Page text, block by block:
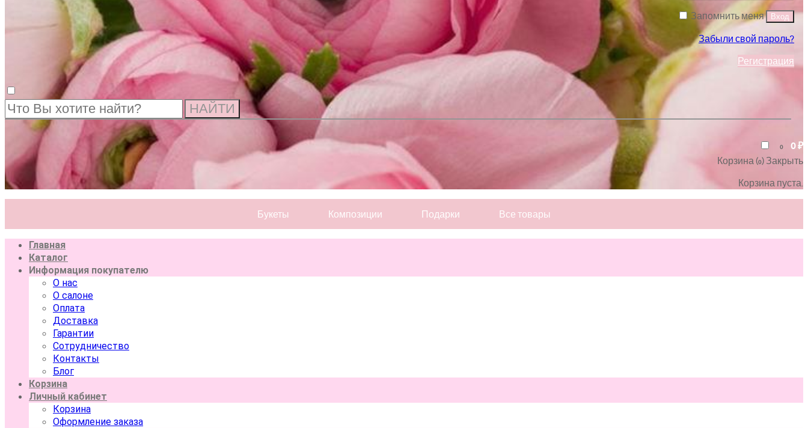
Запомнить меня
Вход
Забыли свой пароль?
Регистрация
НАЙТИ
0 0₽
Корзина (0)Закрыть
Корзина пуста.
Букеты Композиции Подарки Все товары
Главная
Каталог
Информация покупателю
О нас
О салоне
Оплата
Доставка
Гарантии
Сотрудничество
Контакты
Блог
Корзина
Личный кабинет
Корзина
Оформление заказа